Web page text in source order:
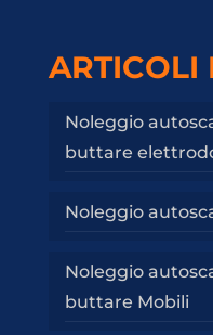
ARTICOLI
Noleggio
buttare
Noleggio
Noleggio
buttare Mobili